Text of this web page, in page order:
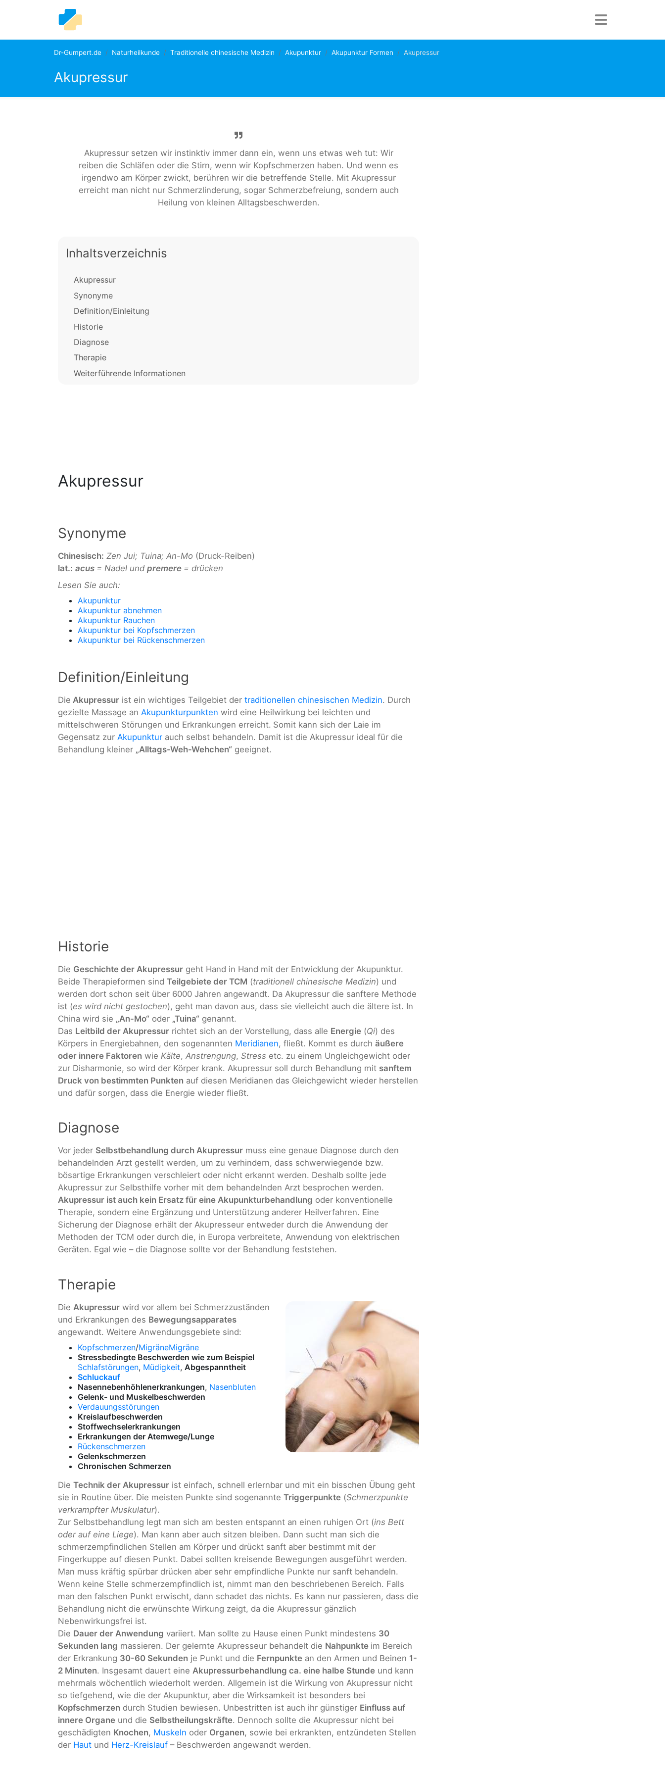
Dr-Gumpert.de Naturheilkunde Traditionelle chinesische Medizin Akupunktur Akupunktur Formen Akupressur
Akupressur
Akupressur setzen wir instinktiv immer dann ein, wenn uns etwas weh tut: Wir
reiben die Schläfen oder die Stirn, wenn wir Kopfschmerzen haben. Und wenn es
irgendwo am Körper zwickt, berühren wir die betreffende Stelle. Mit Akupressur
erreicht man nicht nur Schmerzlinderung, sogar Schmerzbefreiung, sondern auch
Heilung von kleinen Alltagsbeschwerden.
Inhaltsverzeichnis
Akupressur
Synonyme
Definition/Einleitung
Historie
Diagnose
Therapie
Weiterführende Informationen
Akupressur
Synonyme
Chinesisch: Zen Jui; Tuina; An-Mo (Druck-Reiben)
lat.: acus = Nadel und premere = drücken
Lesen Sie auch:
Akupunktur
Akupunktur abnehmen
Akupunktur Rauchen
Akupunktur bei Kopfschmerzen
Akupunktur bei Rückenschmerzen
Definition/Einleitung
Die Akupressur ist ein wichtiges Teilgebiet der traditionellen chinesischen Medizin. Durch
gezielte Massage an Akupunkturpunkten wird eine Heilwirkung bei leichten und
mittelschweren Störungen und Erkrankungen erreicht. Somit kann sich der Laie im
Gegensatz zur Akupunktur auch selbst behandeln. Damit ist die Akupressur ideal für die
Behandlung kleiner „Alltags-Weh-Wehchen“ geeignet.
Historie
Die Geschichte der Akupressur geht Hand in Hand mit der Entwicklung der Akupunktur.
Beide Therapieformen sind Teilgebiete der TCM (traditionell chinesische Medizin) und
werden dort schon seit über 6000 Jahren angewandt. Da Akupressur die sanftere Methode
ist (es wird nicht gestochen), geht man davon aus, dass sie vielleicht auch die ältere ist. In
China wird sie „An-Mo“ oder „Tuina“ genannt.
Das Leitbild der Akupressur richtet sich an der Vorstellung, dass alle Energie (Qi) des
Körpers in Energiebahnen, den sogenannten Meridianen, fließt. Kommt es durch äußere
oder innere Faktoren wie Kälte, Anstrengung, Stress etc. zu einem Ungleichgewicht oder
zur Disharmonie, so wird der Körper krank. Akupressur soll durch Behandlung mit sanftem
Druck von bestimmten Punkten auf diesen Meridianen das Gleichgewicht wieder herstellen
und dafür sorgen, dass die Energie wieder fließt.
Diagnose
Vor jeder Selbstbehandlung durch Akupressur muss eine genaue Diagnose durch den
behandelnden Arzt gestellt werden, um zu verhindern, dass schwerwiegende bzw.
bösartige Erkrankungen verschleiert oder nicht erkannt werden. Deshalb sollte jede
Akupressur zur Selbsthilfe vorher mit dem behandelnden Arzt besprochen werden.
Akupressur ist auch kein Ersatz für eine Akupunkturbehandlung oder konventionelle
Therapie, sondern eine Ergänzung und Unterstützung anderer Heilverfahren. Eine
Sicherung der Diagnose erhält der Akupresseur entweder durch die Anwendung der
Methoden der TCM oder durch die, in Europa verbreitete, Anwendung von elektrischen
Geräten. Egal wie – die Diagnose sollte vor der Behandlung feststehen.
Therapie
Die Akupressur wird vor allem bei Schmerzzuständen
und Erkrankungen des Bewegungsapparates
angewandt. Weitere Anwendungsgebiete sind:
Kopfschmerzen/MigräneMigräne
Stressbedingte Beschwerden wie zum Beispiel
Schlafstörungen, Müdigkeit, Abgespanntheit
Schluckauf
Nasennebenhöhlenerkrankungen, Nasenbluten
Gelenk- und Muskelbeschwerden
Verdauungsstörungen
Kreislaufbeschwerden
Stoffwechselerkrankungen
Erkrankungen der Atemwege/Lunge
Rückenschmerzen
Gelenkschmerzen
Chronischen Schmerzen
Die Technik der Akupressur ist einfach, schnell erlernbar und mit ein bisschen Übung geht
sie in Routine über. Die meisten Punkte sind sogenannte Triggerpunkte (Schmerzpunkte
verkrampfter Muskulatur).
Zur Selbstbehandlung legt man sich am besten entspannt an einen ruhigen Ort (ins Bett
oder auf eine Liege). Man kann aber auch sitzen bleiben. Dann sucht man sich die
schmerzempfindlichen Stellen am Körper und drückt sanft aber bestimmt mit der
Fingerkuppe auf diesen Punkt. Dabei sollten kreisende Bewegungen ausgeführt werden.
Man muss kräftig spürbar drücken aber sehr empfindliche Punkte nur sanft behandeln.
Wenn keine Stelle schmerzempfindlich ist, nimmt man den beschriebenen Bereich. Falls
man den falschen Punkt erwischt, dann schadet das nichts. Es kann nur passieren, dass die
Behandlung nicht die erwünschte Wirkung zeigt, da die Akupressur gänzlich
Nebenwirkungsfrei ist.
Die Dauer der Anwendung variiert. Man sollte zu Hause einen Punkt mindestens 30
Sekunden lang massieren. Der gelernte Akupresseur behandelt die Nahpunkte im Bereich
der Erkrankung 30-60 Sekunden je Punkt und die Fernpunkte an den Armen und Beinen 1-
2 Minuten. Insgesamt dauert eine Akupressurbehandlung ca. eine halbe Stunde und kann
mehrmals wöchentlich wiederholt werden. Allgemein ist die Wirkung von Akupressur nicht
so tiefgehend, wie die der Akupunktur, aber die Wirksamkeit ist besonders bei
Kopfschmerzen durch Studien bewiesen. Unbestritten ist auch ihr günstiger Einfluss auf
innere Organe und die Selbstheilungskräfte. Dennoch sollte die Akupressur nicht bei
geschädigten Knochen, Muskeln oder Organen, sowie bei erkrankten, entzündeten Stellen
der Haut und Herz-Kreislauf – Beschwerden angewandt werden.